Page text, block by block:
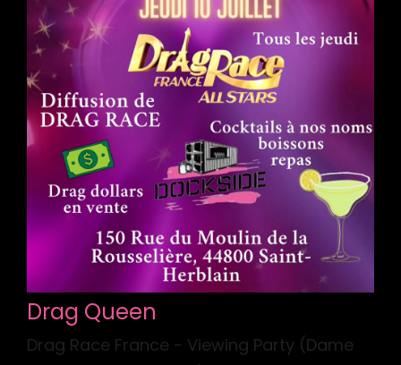
Drag Queen
Drag Race France - Viewing Party (Dame